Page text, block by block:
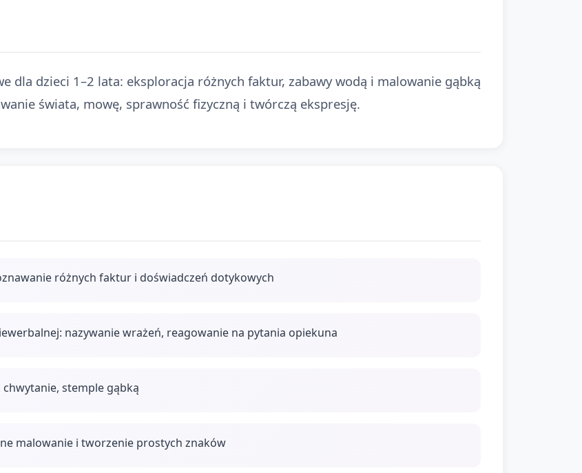
dla dzieci 1–2 lata: eksploracja różnych faktur, zabawy wodą i malowanie gąbką
świata, mowę, sprawność fizyczną i twórczą ekspresję.
różnych faktur i doświadczeń dotykowych
nazywanie wrażeń, reagowanie na pytania opiekuna
chwytanie, stemple gąbką
malowanie i tworzenie prostych znaków